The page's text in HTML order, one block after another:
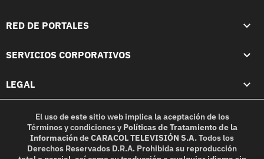
RED DE PORTALES
SERVICIOS CORPORATIVOS
LEGAL
El uso de este sitio web implica la aceptación de los
Términos y condicionesy Políticas de Tratamiento de la
InformacióndeCARACOL TELEVISIÓN S.A.Todos los
Derechos Reservados D.R.A. Prohibida su reproducción